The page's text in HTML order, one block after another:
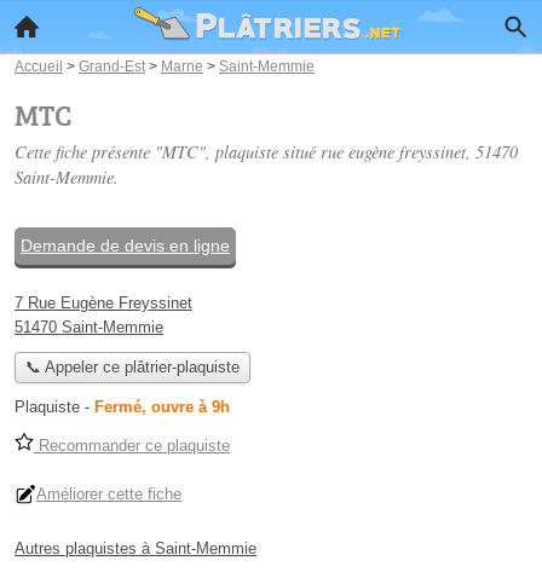
Accueil > Grand-Est > Marne > Saint-Memmie
MTC
Cette fiche présente "MTC", plaquiste situé rue eugène freyssinet, 51470
Saint-Memmie.
Demande de devis en ligne
7 Rue Eugène Freyssinet
51470 Saint-Memmie
📞 Appeler ce plâtrier-plaquiste
Plaquiste - Fermé, ouvre à 9h
Recommander ce plaquiste
Améliorer cette fiche
Autres plaquistes à Saint-Memmie